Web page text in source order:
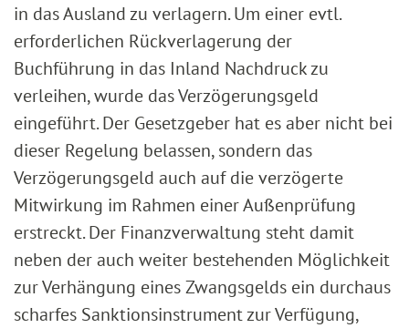
in das Ausland zu verlagern. Um einer evtl.
erforderlichen Rückverlagerung der
Buchführung in das Inland Nachdruck zu
verleihen, wurde das Verzögerungsgeld
eingeführt. Der Gesetzgeber hat es aber nicht bei
dieser Regelung belassen, sondern das
Verzögerungsgeld auch auf die verzögerte
Mitwirkung im Rahmen einer Außenprüfung
erstreckt. Der Finanzverwaltung steht damit
neben der auch weiter bestehenden Möglichkeit
zur Verhängung eines Zwangsgelds ein durchaus
scharfes Sanktionsinstrument zur Verfügung,